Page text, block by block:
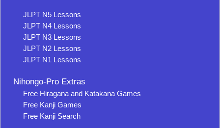
JLPT N5 Lessons
JLPT N4 Lessons
JLPT N3 Lessons
JLPT N2 Lessons
JLPT N1 Lessons
Nihongo-Pro Extras
Free Hiragana and Katakana Games
Free Kanji Games
Free Kanji Search